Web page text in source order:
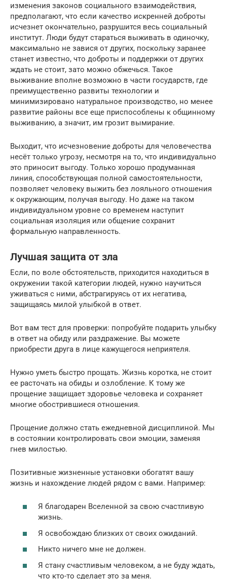
изменения законов социального взаимодействия,
предполагают, что если качество искренней доброты
исчезнет окончательно, разрушится весь социальный
институт. Люди будут стараться выживать в одиночку,
максимально не завися от других, поскольку заранее
станет известно, что доброты и поддержки от других
ждать не стоит, зато можно обжечься. Такое
выживание вполне возможно в части государств, где
преимущественно развиты технологии и
минимизировано натуральное производство, но менее
развитие районы все еще приспособлены к общинному
выживанию, а значит, им грозит вымирание.
Выходит, что исчезновение доброты для человечества
несёт только угрозу, несмотря на то, что индивидуально
это приносит выгоду. Только хорошо продуманная
линия, способствующая полной самостоятельности,
позволяет человеку выжить без лояльного отношения
к окружающим, получая выгоду. Но даже на таком
индивидуальном уровне со временем наступит
социальная изоляция или общение сохранит
формальную направленность.
Лучшая защита от зла
Если, по воле обстоятельств, приходится находиться в
окружении такой категории людей, нужно научиться
уживаться с ними, абстрагируясь от их негатива,
защищаясь милой улыбкой в ответ.
Вот вам тест для проверки: попробуйте подарить улыбку
в ответ на обиду или раздражение. Вы можете
приобрести друга в лице кажущегося неприятеля.
Нужно уметь быстро прощать. Жизнь коротка, не стоит
ее расточать на обиды и озлобление. К тому же
прощение защищает здоровье человека и сохраняет
многие обострившиеся отношения.
Прощение должно стать ежедневной дисциплиной. Мы
в состоянии контролировать свои эмоции, заменяя
гнев милостью.
Позитивные жизненные установки обогатят вашу
жизнь и нахождение людей рядом с вами. Например:
Я благодарен Вселенной за свою счастливую
жизнь.
Я освобождаю близких от своих ожиданий.
Никто ничего мне не должен.
Я стану счастливым человеком, а не буду ждать,
что кто-то сделает это за меня.